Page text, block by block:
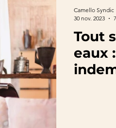
Tout
eaux
Camello Syndic
30 nov. 2023